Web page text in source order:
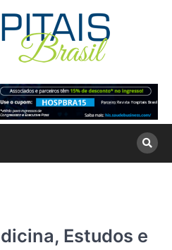
Estudos e